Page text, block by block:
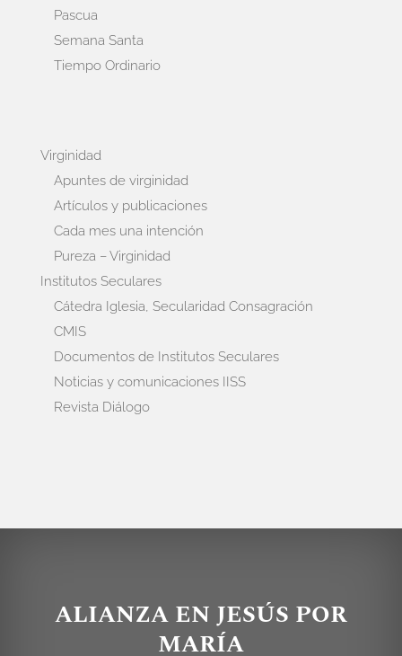
Pascua
Semana Santa
Tiempo Ordinario
Virginidad
Apuntes de virginidad
Artículos y publicaciones
Cada mes una intención
Pureza – Virginidad
Institutos Seculares
Cátedra Iglesia, Secularidad Consagración
CMIS
Documentos de Institutos Seculares
Noticias y comunicaciones IISS
Revista Diálogo
ALIANZA EN JESÚS POR
MARÍA